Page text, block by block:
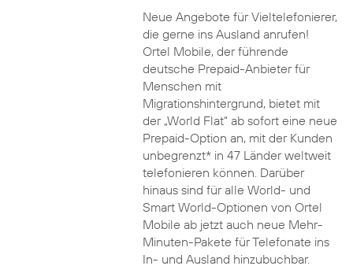
Neue Angebote für Vieltelefonierer,
die gerne ins Ausland anrufen!
Ortel Mobile, der führende
deutsche Prepaid-Anbieter für
Menschen mit
Migrationshintergrund, bietet mit
der „World Flat“ ab sofort eine neue
Prepaid-Option an, mit der Kunden
unbegrenzt* in 47 Länder weltweit
telefonieren können. Darüber
hinaus sind für alle World- und
Smart World-Optionen von Ortel
Mobile ab jetzt auch neue Mehr-
Minuten-Pakete für Telefonate ins
In- und Ausland hinzubuchbar.